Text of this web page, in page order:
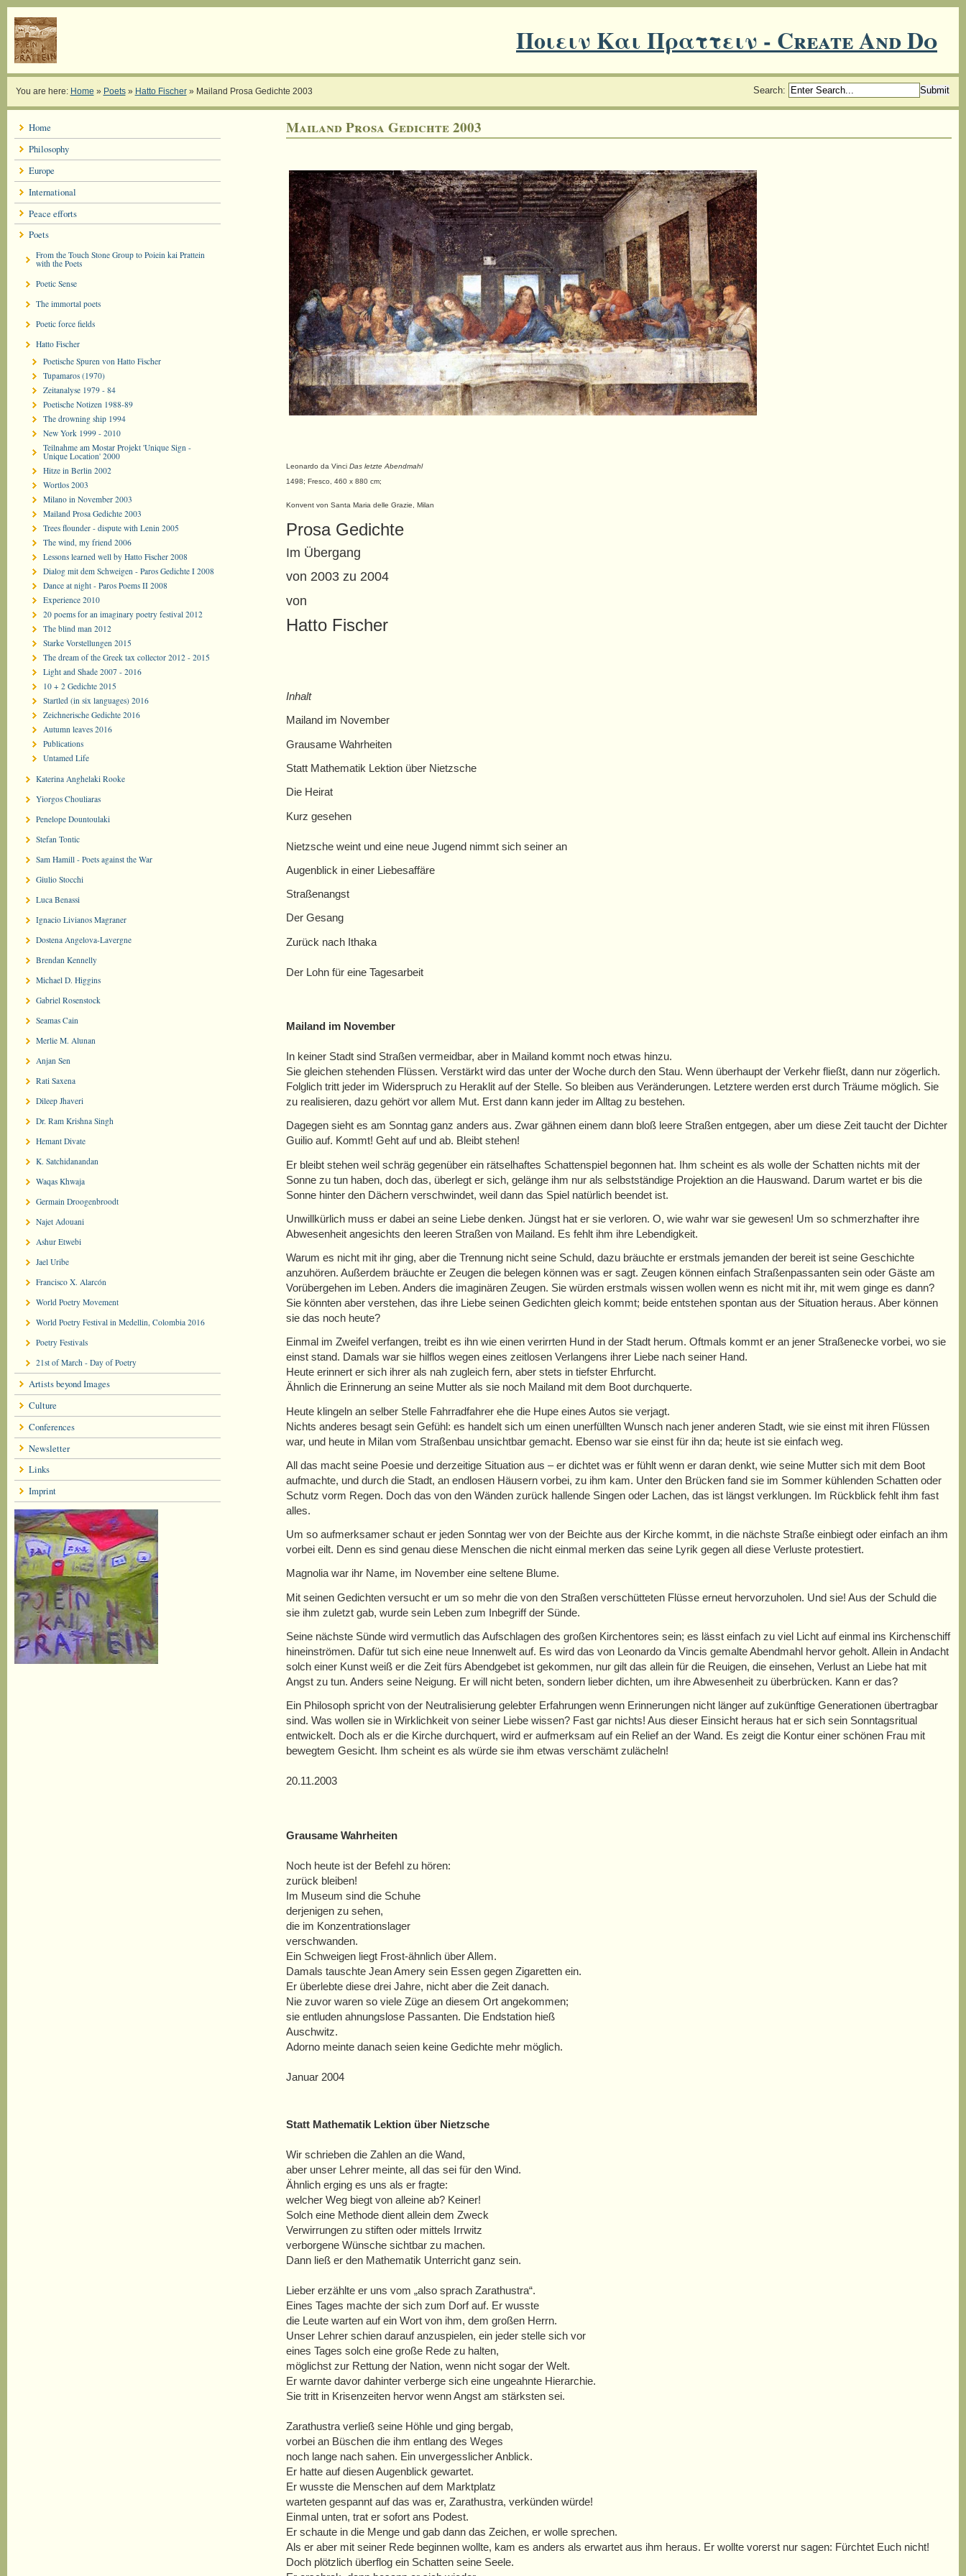
Ποιειν Και Πραττειν - Create And Do
Search:
You are here: Home » Poets» Hatto Fischer» Mailand Prosa Gedichte 2003
Home
Philosophy
Europe
International
Peace efforts
Poets
From the Touch Stone Group to Poiein kai Prattein
with the Poets
Poetic Sense
The immortal poets
Poetic force fields
Hatto Fischer
Poetische Spuren von Hatto Fischer
Tupamaros (1970)
Zeitanalyse 1979 - 84
Poetische Notizen 1988-89
The drowning ship 1994
New York 1999 - 2010
Teilnahme am Mostar Projekt 'Unique Sign -
Unique Location' 2000
Hitze in Berlin 2002
Wortlos 2003
Milano in November 2003
Mailand Prosa Gedichte 2003
Trees flounder - dispute with Lenin 2005
The wind, my friend 2006
Lessons learned well by Hatto Fischer 2008
Dialog mit dem Schweigen - Paros Gedichte I 2008
Dance at night - Paros Poems II 2008
Experience 2010
20 poems for an imaginary poetry festival 2012
The blind man 2012
Starke Vorstellungen 2015
The dream of the Greek tax collector 2012 - 2015
Light and Shade 2007 - 2016
10 + 2 Gedichte 2015
Startled (in six languages) 2016
Zeichnerische Gedichte 2016
Autumn leaves 2016
Publications
Untamed Life
Katerina Anghelaki Rooke
Yiorgos Chouliaras
Penelope Dountoulaki
Stefan Tontic
Sam Hamill - Poets against the War
Giulio Stocchi
Luca Benassi
Ignacio Livianos Magraner
Dostena Angelova-Lavergne
Brendan Kennelly
Michael D. Higgins
Gabriel Rosenstock
Seamas Cain
Merlie M. Alunan
Anjan Sen
Rati Saxena
Dileep Jhaveri
Dr. Ram Krishna Singh
Hemant Divate
K. Satchidanandan
Waqas Khwaja
Germain Droogenbroodt
Najet Adouani
Ashur Etwebi
Jael Uribe
Francisco X. Alarcón
World Poetry Movement
World Poetry Festival in Medellin, Colombia 2016
Poetry Festivals
21st of March - Day of Poetry
Artists beyond Images
Culture
Conferences
Newsletter
Links
Imprint
Mailand Prosa Gedichte 2003
Leonardo da VinciDas letzte Abendmahl
1498; Fresco, 460 x 880 cm;
Konvent von Santa Maria delle Grazie, Milan
Prosa Gedichte
Im Übergang
von 2003 zu 2004
von
Hatto Fischer
Inhalt
Mailand im November
Grausame Wahrheiten
Statt Mathematik Lektion über Nietzsche
Die Heirat
Kurz gesehen
Nietzsche weint und eine neue Jugend nimmt sich seiner an
Augenblick in einer Liebesaffäre
Straßenangst
Der Gesang
Zurück nach Ithaka
Der Lohn für eine Tagesarbeit
Mailand im November
In keiner Stadt sind Straßen vermeidbar, aber in Mailand kommt noch etwas hinzu.
Sie gleichen stehenden Flüssen. Verstärkt wird das unter der Woche durch den Stau. Wenn überhaupt der Verkehr fließt, dann nur zögerlich.
Folglich tritt jeder im Widerspruch zu Heraklit auf der Stelle. So bleiben aus Veränderungen. Letztere werden erst durch Träume möglich. Sie
zu realisieren, dazu gehört vor allem Mut. Erst dann kann jeder im Alltag zu bestehen.
Dagegen sieht es am Sonntag ganz anders aus. Zwar gähnen einem dann bloß leere Straßen entgegen, aber um diese Zeit taucht der Dichter
Guilio auf. Kommt! Geht auf und ab. Bleibt stehen!
Er bleibt stehen weil schräg gegenüber ein rätselhaftes Schattenspiel begonnen hat. Ihm scheint es als wolle der Schatten nichts mit der
Sonne zu tun haben, doch das, überlegt er sich, gelänge ihm nur als selbstständige Projektion an die Hauswand. Darum wartet er bis die
Sonne hinter den Dächern verschwindet, weil dann das Spiel natürlich beendet ist.
Unwillkürlich muss er dabei an seine Liebe denken. Jüngst hat er sie verloren. O, wie wahr war sie gewesen! Um so schmerzhafter ihre
Abwesenheit angesichts den leeren Straßen von Mailand. Es fehlt ihm ihre Lebendigkeit.
Warum es nicht mit ihr ging, aber die Trennung nicht seine Schuld, dazu bräuchte er erstmals jemanden der bereit ist seine Geschichte
anzuhören. Außerdem bräuchte er Zeugen die belegen können was er sagt. Zeugen können einfach Straßenpassanten sein oder Gäste am
Vorübergehen im Leben. Anders die imaginären Zeugen. Sie würden erstmals wissen wollen wenn es nicht mit ihr, mit wem ginge es dann?
Sie könnten aber verstehen, das ihre Liebe seinen Gedichten gleich kommt; beide entstehen spontan aus der Situation heraus. Aber können
sie das noch heute?
Einmal im Zweifel verfangen, treibt es ihn wie einen verirrten Hund in der Stadt herum. Oftmals kommt er an jener Straßenecke vorbei, wo sie
einst stand. Damals war sie hilflos wegen eines zeitlosen Verlangens ihrer Liebe nach seiner Hand.
Heute erinnert er sich ihrer als nah zugleich fern, aber stets in tiefster Ehrfurcht.
Ähnlich die Erinnerung an seine Mutter als sie noch Mailand mit dem Boot durchquerte.
Heute klingeln an selber Stelle Fahrradfahrer ehe die Hupe eines Autos sie verjagt.
Nichts anderes besagt sein Gefühl: es handelt sich um einen unerfüllten Wunsch nach jener anderen Stadt, wie sie einst mit ihren Flüssen
war, und heute in Milan vom Straßenbau unsichtbar gemacht. Ebenso war sie einst für ihn da; heute ist sie einfach weg.
All das macht seine Poesie und derzeitige Situation aus – er dichtet was er fühlt wenn er daran denkt, wie seine Mutter sich mit dem Boot
aufmachte, und durch die Stadt, an endlosen Häusern vorbei, zu ihm kam. Unter den Brücken fand sie im Sommer kühlenden Schatten oder
Schutz vorm Regen. Doch das von den Wänden zurück hallende Singen oder Lachen, das ist längst verklungen. Im Rückblick fehlt ihm fast
alles.
Um so aufmerksamer schaut er jeden Sonntag wer von der Beichte aus der Kirche kommt, in die nächste Straße einbiegt oder einfach an ihm
vorbei eilt. Denn es sind genau diese Menschen die nicht einmal merken das seine Lyrik gegen all diese Verluste protestiert.
Magnolia war ihr Name, im November eine seltene Blume.
Mit seinen Gedichten versucht er um so mehr die von den Straßen verschütteten Flüsse erneut hervorzuholen. Und sie! Aus der Schuld die
sie ihm zuletzt gab, wurde sein Leben zum Inbegriff der Sünde.
Seine nächste Sünde wird vermutlich das Aufschlagen des großen Kirchentores sein; es lässt einfach zu viel Licht auf einmal ins Kirchenschiff
hineinströmen. Dafür tut sich eine neue Innenwelt auf. Es wird das von Leonardo da Vincis gemalte Abendmahl hervor geholt. Allein in Andacht
solch einer Kunst weiß er die Zeit fürs Abendgebet ist gekommen, nur gilt das allein für die Reuigen, die einsehen, Verlust an Liebe hat mit
Angst zu tun. Anders seine Neigung. Er will nicht beten, sondern lieber dichten, um ihre Abwesenheit zu überbrücken. Kann er das?
Ein Philosoph spricht von der Neutralisierung gelebter Erfahrungen wenn Erinnerungen nicht länger auf zukünftige Generationen übertragbar
sind. Was wollen sie in Wirklichkeit von seiner Liebe wissen? Fast gar nichts! Aus dieser Einsicht heraus hat er sich sein Sonntagsritual
entwickelt. Doch als er die Kirche durchquert, wird er aufmerksam auf ein Relief an der Wand. Es zeigt die Kontur einer schönen Frau mit
bewegtem Gesicht. Ihm scheint es als würde sie ihm etwas verschämt zulächeln!
20.11.2003
Grausame Wahrheiten
Noch heute ist der Befehl zu hören:
zurück bleiben!
Im Museum sind die Schuhe
derjenigen zu sehen,
die im Konzentrationslager
verschwanden.
Ein Schweigen liegt Frost-ähnlich über Allem.
Damals tauschte Jean Amery sein Essen gegen Zigaretten ein.
Er überlebte diese drei Jahre, nicht aber die Zeit danach.
Nie zuvor waren so viele Züge an diesem Ort angekommen;
sie entluden ahnungslose Passanten. Die Endstation hieß
Auschwitz.
Adorno meinte danach seien keine Gedichte mehr möglich.
Januar 2004
Statt Mathematik Lektion über Nietzsche
Wir schrieben die Zahlen an die Wand,
aber unser Lehrer meinte, all das sei für den Wind.
Ähnlich erging es uns als er fragte:
welcher Weg biegt von alleine ab? Keiner!
Solch eine Methode dient allein dem Zweck
Verwirrungen zu stiften oder mittels Irrwitz
verborgene Wünsche sichtbar zu machen.
Dann ließ er den Mathematik Unterricht ganz sein.
Lieber erzählte er uns vom „also sprach Zarathustra“.
Eines Tages machte der sich zum Dorf auf. Er wusste
die Leute warten auf ein Wort von ihm, dem großen Herrn.
Unser Lehrer schien darauf anzuspielen, ein jeder stelle sich vor
eines Tages solch eine große Rede zu halten,
möglichst zur Rettung der Nation, wenn nicht sogar der Welt.
Er warnte davor dahinter verberge sich eine ungeahnte Hierarchie.
Sie tritt in Krisenzeiten hervor wenn Angst am stärksten sei.
Zarathustra verließ seine Höhle und ging bergab,
vorbei an Büschen die ihm entlang des Weges
noch lange nach sahen. Ein unvergesslicher Anblick.
Er hatte auf diesen Augenblick gewartet.
Er wusste die Menschen auf dem Marktplatz
warteten gespannt auf das was er, Zarathustra, verkünden würde!
Einmal unten, trat er sofort ans Podest.
Er schaute in die Menge und gab dann das Zeichen, er wolle sprechen.
Als er aber mit seiner Rede beginnen wollte, kam es anders als erwartet aus ihm heraus. Er wollte vorerst nur sagen: Fürchtet Euch nicht!
Doch plötzlich überflog ein Schatten seine Seele.